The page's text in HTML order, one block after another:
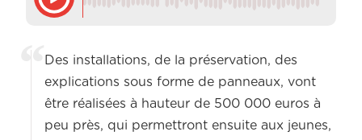
Des installations, de la préservation, des
explications sous forme de panneaux, vont
être réalisées à hauteur de 500 000 euros à
peu près, qui permettront ensuite aux jeunes,